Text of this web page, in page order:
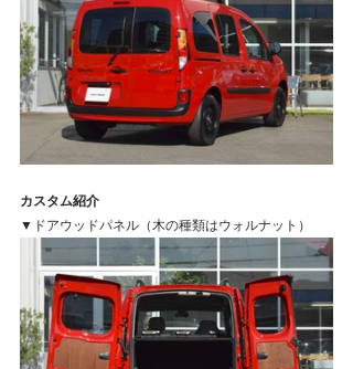
カスタム紹介
▼ドアウッドパネル（木の種類はウォルナット）